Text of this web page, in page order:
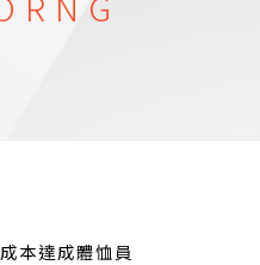
本達成體恤員